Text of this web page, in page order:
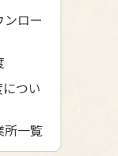
ロー
つい
所一覧